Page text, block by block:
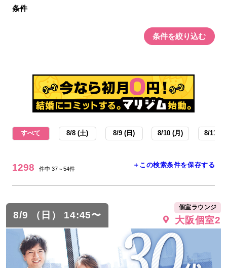
条件
条件を絞り込む
すべて 8/8 (土) 8/9 (日) 8/10 (月) 8/11 (
1298 件中 37～54件 ＋この検索条件を保存する
8/9 （日） 14:45〜
個室ラウンジ
大阪個室2